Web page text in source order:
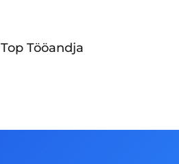
Top Tööandja